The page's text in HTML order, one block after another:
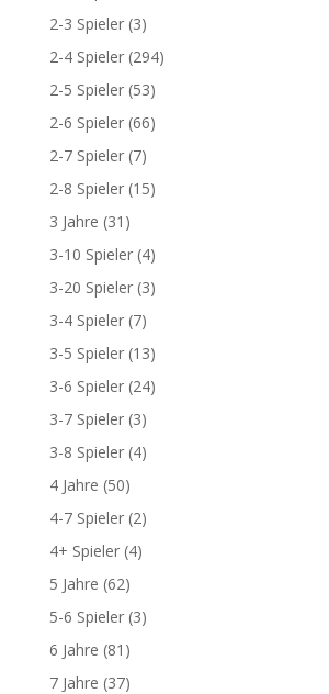
2-3 Spieler(3)
2-4 Spieler(294)
2-5 Spieler(53)
2-6 Spieler(66)
2-7 Spieler(7)
2-8 Spieler(15)
3 Jahre (31)
3-10 Spieler(4)
3-20 Spieler(3)
3-4 Spieler(7)
3-5 Spieler(13)
3-6 Spieler(24)
3-7 Spieler(3)
3-8 Spieler(4)
4 Jahre (50)
4-7 Spieler(2)
4+ Spieler(4)
5 Jahre (62)
5-6 Spieler(3)
6 Jahre (81)
7 Jahre (37)